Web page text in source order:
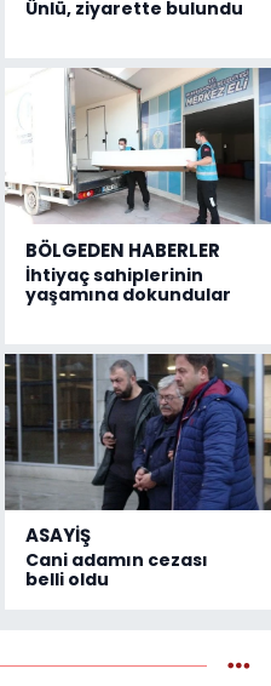
Ünlü, ziyarette bulundu
BÖLGEDEN HABERLER
İhtiyaç sahiplerinin
yaşamına dokundular
ASAYİŞ
Cani adamın cezası
belli oldu